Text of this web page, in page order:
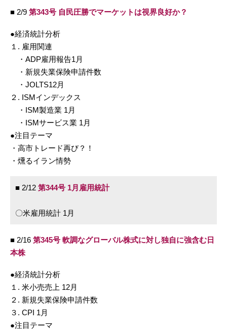
■ 2/9 第343号 自民圧勝でマーケットは視界良好か？
●経済統計分析
１. 雇用関連
・ADP雇用報告1月
・新規失業保険申請件数
・JOLTS12月
２. ISMインデックス
・ISM製造業 1月
・ISMサービス業 1月
●注目テーマ
・高市トレード再び？！
・燻るイラン情勢
■ 2/12 第344号 1月雇用統計
〇米雇用統計 1月
■ 2/16 第345号 軟調なグローバル株式に対し独自に強含む日
本株
●経済統計分析
１. 米小売売上 12月
２. 新規失業保険申請件数
３. CPI 1月
●注目テーマ